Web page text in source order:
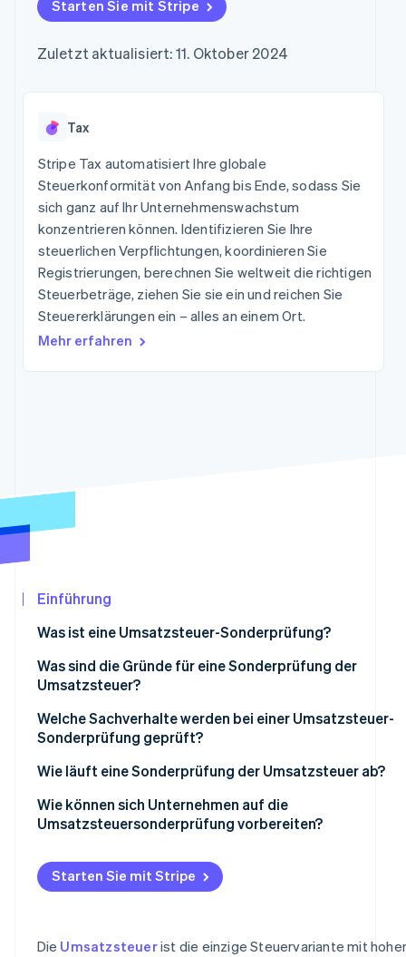
Zugriff auf mehr als
Terminal
Optimierung der
Autorisierungsraten
Link
Beschleunigter
Bezahlvorgang
Financial
Connections
Verbundene
Finanzdaten
Data Pipeline
Datensynchronisierung
Mehr
Product roadmap
Identity
Erfahren Sie, wie Stripe Lösungen für die
Geldmanagement
SaaS
KI-Unternehmen
Creator Economy
Gaming
Bewirtung, Reisen und
Freizeit
Versicherungen
Medien und
Unterhaltung
Gemeinnützige
Organisationen
Fachdienstleistungen
Öffentlicher Sektor
Marktplatz auf
Abonnementverwaltung
nutzungsbasierte
geht´s
Bereitstellung und
Verwaltung von
Diensten mit Agenten
Ressourcen
App-Integrationen
Code-Beispiele
API-Status
Produkt-Roadmap
Karriere
Stripe Press
Kontakt
Sales-Team
kontaktieren
Partner werden
Starten Sie mit Stripe
Zuletzt aktualisiert: 11. Oktober 2024
Tax
Stripe Tax automatisiert Ihre globale
Steuerkonformität von Anfang bis Ende, sodass Sie
sich ganz auf Ihr Unternehmenswachstum
konzentrieren können. Identifizieren Sie Ihre
steuerlichen Verpflichtungen, koordinieren Sie
Registrierungen, berechnen Sie weltweit die richtigen
Steuerbeträge, ziehen Sie sie ein und reichen Sie
Steuererklärungen ein – alles an einem Ort.
Mehr erfahren
Einführung
Was ist eine Umsatzsteuer-Sonderprüfung?
Was sind die Gründe für eine Sonderprüfung der
Umsatzsteuer?
Welche Sachverhalte werden bei einer Umsatzsteuer-
Sonderprüfung geprüft?
Wie läuft eine Sonderprüfung der Umsatzsteuer ab?
Wie können sich Unternehmen auf die
Umsatzsteuersonderprüfung vorbereiten?
Starten Sie mit Stripe
Die Umsatzsteuerist die einzige Steuervariante mit